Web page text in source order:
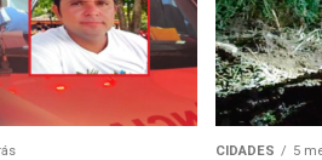
CIDADES 5